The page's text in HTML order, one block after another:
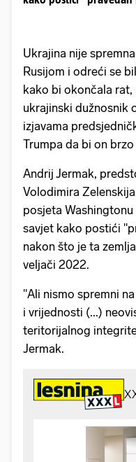
Ukrajina nije
Rusijom i odreći se
kako bi okončala
ukrajinski dužnosnik
izjavama
Trumpa da bi on
Andrij Jermak,
Volodimira
posjeta
savjet kako postići
nakon što je ta
veljači 2022.
"Ali nismo spremni
i vrijednosti (...)
teritorijalnog
Jermak.